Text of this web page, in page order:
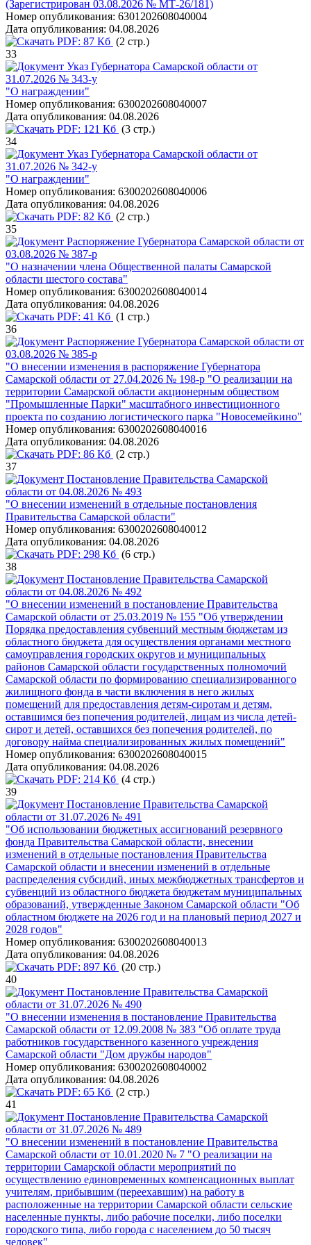
(Зарегистрирован 03.08.2026 № МТ-26/181)
Номер опубликования: 6301202608040004
Дата опубликования: 04.08.2026
PDF: 87 Кб (2 стр.)
33
Указ Губернатора Самарской области от
31.07.2026 № 343-у
"О награждении"
Номер опубликования: 6300202608040007
Дата опубликования: 04.08.2026
PDF: 121 Кб (3 стр.)
34
Указ Губернатора Самарской области от
31.07.2026 № 342-у
"О награждении"
Номер опубликования: 6300202608040006
Дата опубликования: 04.08.2026
PDF: 82 Кб (2 стр.)
35
Распоряжение Губернатора Самарской области от
03.08.2026 № 387-р
"О назначении члена Общественной палаты Самарской
области шестого состава"
Номер опубликования: 6300202608040014
Дата опубликования: 04.08.2026
PDF: 41 Кб (1 стр.)
36
Распоряжение Губернатора Самарской области от
03.08.2026 № 385-р
"О внесении изменения в распоряжение Губернатора
Самарской области от 27.04.2026 № 198-р "О реализации на
территории Самарской области акционерным обществом
"Промышленные Парки" масштабного инвестиционного
проекта по созданию логистического парка "Новосемейкино"
Номер опубликования: 6300202608040016
Дата опубликования: 04.08.2026
PDF: 86 Кб (2 стр.)
37
Постановление Правительства Самарской
области от 04.08.2026 № 493
"О внесении изменений в отдельные постановления
Правительства Самарской области"
Номер опубликования: 6300202608040012
Дата опубликования: 04.08.2026
PDF: 298 Кб (6 стр.)
38
Постановление Правительства Самарской
области от 04.08.2026 № 492
"О внесении изменений в постановление Правительства
Самарской области от 25.03.2019 № 155 "Об утверждении
Порядка предоставления субвенций местным бюджетам из
областного бюджета для осуществления органами местного
самоуправления городских округов и муниципальных
районов Самарской области государственных полномочий
Самарской области по формированию специализированного
жилищного фонда в части включения в него жилых
помещений для предоставления детям-сиротам и детям,
оставшимся без попечения родителей, лицам из числа детей-
сирот и детей, оставшихся без попечения родителей, по
договору найма специализированных жилых помещений"
Номер опубликования: 6300202608040015
Дата опубликования: 04.08.2026
PDF: 214 Кб (4 стр.)
39
Постановление Правительства Самарской
области от 31.07.2026 № 491
"Об использовании бюджетных ассигнований резервного
фонда Правительства Самарской области, внесении
изменений в отдельные постановления Правительства
Самарской области и внесении изменений в отдельные
распределения субсидий, иных межбюджетных трансфертов и
субвенций из областного бюджета бюджетам муниципальных
образований, утвержденные Законом Самарской области "Об
областном бюджете на 2026 год и на плановый период 2027 и
2028 годов"
Номер опубликования: 6300202608040013
Дата опубликования: 04.08.2026
PDF: 897 Кб (20 стр.)
40
Постановление Правительства Самарской
области от 31.07.2026 № 490
"О внесении изменения в постановление Правительства
Самарской области от 12.09.2008 № 383 "Об оплате труда
работников государственного казенного учреждения
Самарской области "Дом дружбы народов"
Номер опубликования: 6300202608040002
Дата опубликования: 04.08.2026
PDF: 65 Кб (2 стр.)
41
Постановление Правительства Самарской
области от 31.07.2026 № 489
"О внесении изменений в постановление Правительства
Самарской области от 10.01.2020 № 7 "О реализации на
территории Самарской области мероприятий по
осуществлению единовременных компенсационных выплат
учителям, прибывшим (переехавшим) на работу в
расположенные на территории Самарской области сельские
населенные пункты, либо рабочие поселки, либо поселки
городского типа, либо города с населением до 50 тысяч
человек"